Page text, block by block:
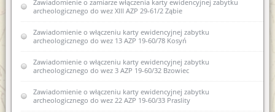
zabytku archeologicznego lądowego do Wojewódzkiej
ewidencji zabytków 15 AZP 18-61/40 Stryjkowo
Zawiadomienie o zamiarze włączenia karty ewidencyjnej
zabytku archeologicznego lądowego do Wojewódzkiej
ewidencji zabytków 12 AZP 18-61/33 Stryjkowo
Zawiadomienie o zamiarze włączenia karty ewidencyjnej
zabytku archeologicznego lądowego do Wojewódzkiej
ewidencji zabytków 13 AZP 18-61/36 Stryjkowo
Zawiadomienie o zamiarze włączenia karty ewidencyjnej zabytku
archeologicznego do wez XIII AZP 29-61/2 Ząbie
Zawiadomienie o włączeniu karty ewidencyjnej zabytku
archeologicznego do wez 13 AZP 19-60/78 Kosyń
Zawiadomienie o włączeniu karty ewidencyjnej zabytku
archeologicznego do wez 3 AZP 19-60/32 Bzowiec
Zawiadomienie o włączeniu karty ewidencyjnej zabytku
archeologicznego do wez 22 AZP 19-60/33 Praslity